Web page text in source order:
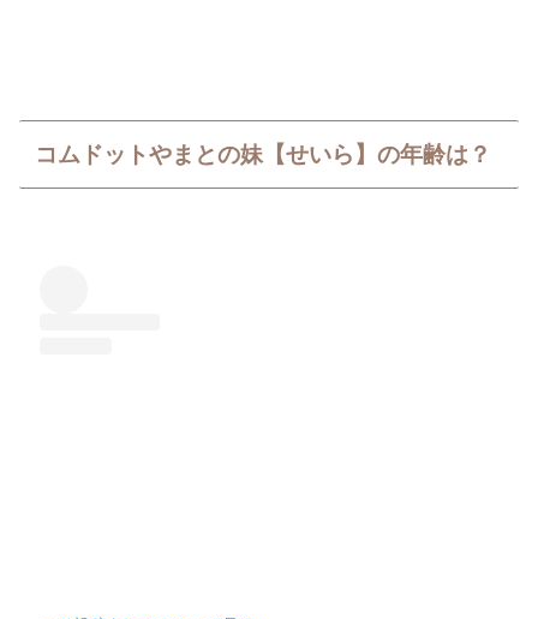
コムドットやまとの妹【せいら】の年齢は？